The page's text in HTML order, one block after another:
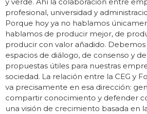
profesional, universidad y
Porque hoy ya no hablamos
hablamos de producir mejor, de
producir con valor añadido.
espacios de diálogo, de consenso y
propuestas útiles para nuestras
sociedad. La relación entre la CEG y
va precisamente en esa dirección:
compartir conocimiento y defender
una visión de crecimiento basada en